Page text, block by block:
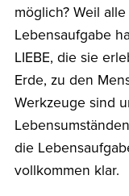
möglich? Weil
Lebensaufgabe
LIEBE, die sie
Erde, zu den
Werkzeuge sind
die
vollkommen klar.